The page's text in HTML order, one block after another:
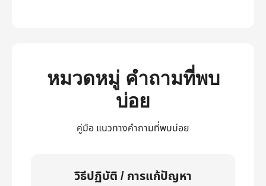
หมวดหมู่ คำถามที่พบ
บ่อย
คู่มือ แนวทางคำถามที่พบบ่อย
วิธีปฏิบัติ / การแก้ปัญหา